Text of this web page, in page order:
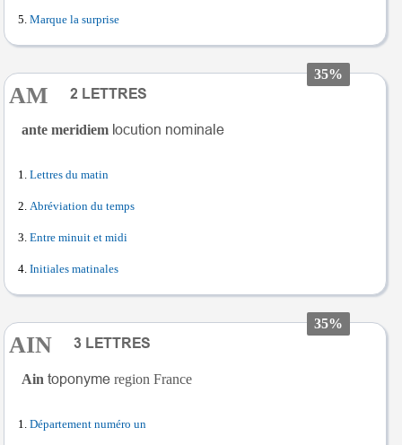
Marque la surprise
35%
AM
ante meridiem
Lettres du matin
Abréviation du temps
Entre minuit et midi
Initiales matinales
35%
AIN
Ain region France
Département numéro un